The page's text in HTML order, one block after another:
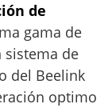
de
gama de
de
del Beelink
optimo